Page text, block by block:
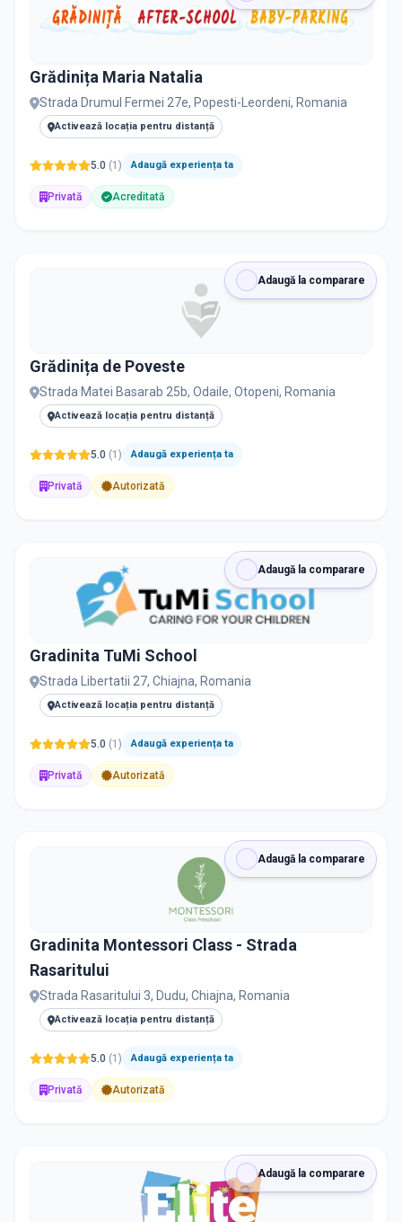
Grădinița Maria Natalia
Strada Drumul Fermei 27e, Popesti-Leordeni, Romania
Activează locația pentru distanță
5.0 (1 ) Adaugă experiența ta
Privată Acreditată
Adaugă la comparare
Grădinița de Poveste
Strada Matei Basarab 25b, Odaile, Otopeni, Romania
Activează locația pentru distanță
5.0 (1 ) Adaugă experiența ta
Privată Autorizată
Adaugă la comparare
Gradinita TuMi School
Strada Libertatii 27, Chiajna, Romania
Activează locația pentru distanță
5.0 (1 ) Adaugă experiența ta
Privată Autorizată
Adaugă la comparare
Gradinita Montessori Class - Strada
Rasaritului
Strada Rasaritului 3, Dudu, Chiajna, Romania
Activează locația pentru distanță
5.0 (1 ) Adaugă experiența ta
Privată Autorizată
Adaugă la comparare